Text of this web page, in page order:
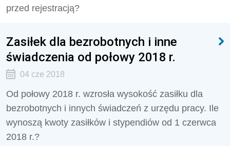
przed rejestracją?
Zasiłek dla bezrobotnych i inne
świadczenia od połowy 2018 r.
04 cze 2018
Od połowy 2018 r. wzrosła wysokość zasiłku dla
bezrobotnych i innych świadczeń z urzędu pracy. Ile
wynoszą kwoty zasiłków i stypendiów od 1 czerwca
2018 r.?